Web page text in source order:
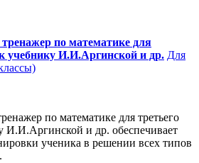
по математике для
к учебнику И.И.Аргинской и др. Для
по математике для третьего
И.И.Аргинской и др. обеспечивает
ученика в решении всех типов